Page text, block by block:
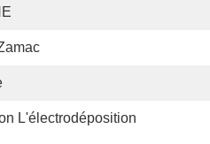
L'électrodéposition